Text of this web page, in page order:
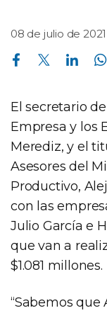
08 de julio de 2021
Compartir en Facebook Compartir en Twitter Compartir en Linkedin Compartir en Whatsapp
El secretario
Empresa y los
Merediz, y el
Asesores del
Productivo,
con las
Julio García e
que van a
$1.081 millones.
“Sabemos